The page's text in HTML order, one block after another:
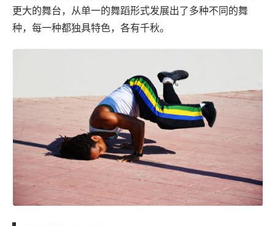
更大的舞台，从单一的舞蹈形式发展出了多种不同的舞
种，每一种都独具特色，各有千秋。